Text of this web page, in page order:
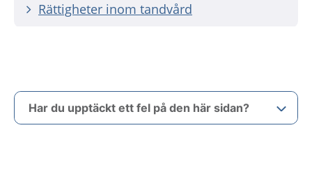
Rättigheter inom tandvård
Har du upptäckt ett fel på den här sidan?